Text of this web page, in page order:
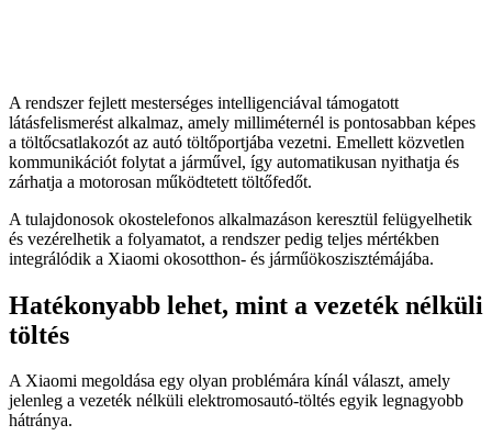
A rendszer fejlett mesterséges intelligenciával támogatott
látásfelismerést alkalmaz, amely milliméternél is pontosabban képes
a töltőcsatlakozót az autó töltőportjába vezetni. Emellett közvetlen
kommunikációt folytat a járművel, így automatikusan nyithatja és
zárhatja a motorosan működtetett töltőfedőt.
A tulajdonosok okostelefonos alkalmazáson keresztül felügyelhetik
és vezérelhetik a folyamatot, a rendszer pedig teljes mértékben
integrálódik a Xiaomi okosotthon- és járműökoszisztémájába.
Hatékonyabb lehet, mint a vezeték nélküli
töltés
A Xiaomi megoldása egy olyan problémára kínál választ, amely
jelenleg a vezeték nélküli elektromosautó-töltés egyik legnagyobb
hátránya.